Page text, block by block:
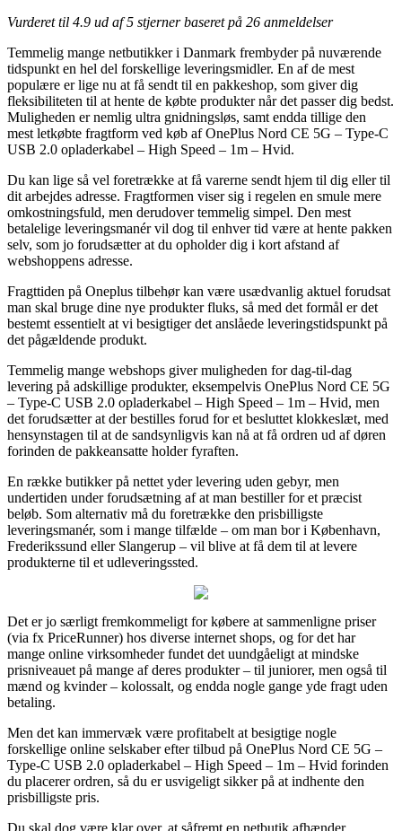
Vurderet til 4.9 ud af 5 stjerner baseret på 26 anmeldelser
Temmelig mange netbutikker i Danmark frembyder på nuværende
tidspunkt en hel del forskellige leveringsmidler. En af de mest
populære er lige nu at få sendt til en pakkeshop, som giver dig
fleksibiliteten til at hente de købte produkter når det passer dig bedst.
Muligheden er nemlig ultra gnidningsløs, samt endda tillige den
mest letkøbte fragtform ved køb af OnePlus Nord CE 5G – Type-C
USB 2.0 opladerkabel – High Speed – 1m – Hvid.
Du kan lige så vel foretrække at få varerne sendt hjem til dig eller til
dit arbejdes adresse. Fragtformen viser sig i regelen en smule mere
omkostningsfuld, men derudover temmelig simpel. Den mest
betalelige leveringsmanér vil dog til enhver tid være at hente pakken
selv, som jo forudsætter at du opholder dig i kort afstand af
webshoppens adresse.
Fragttiden på Oneplus tilbehør kan være usædvanlig aktuel forudsat
man skal bruge dine nye produkter fluks, så med det formål er det
bestemt essentielt at vi besigtiger det anslåede leveringstidspunkt på
det pågældende produkt.
Temmelig mange webshops giver muligheden for dag-til-dag
levering på adskillige produkter, eksempelvis OnePlus Nord CE 5G
– Type-C USB 2.0 opladerkabel – High Speed – 1m – Hvid, men
det forudsætter at der bestilles forud for et besluttet klokkeslæt, med
hensynstagen til at de sandsynligvis kan nå at få ordren ud af døren
forinden de pakkeansatte holder fyraften.
En række butikker på nettet yder levering uden gebyr, men
undertiden under forudsætning af at man bestiller for et præcist
beløb. Som alternativ må du foretrække den prisbilligste
leveringsmanér, som i mange tilfælde – om man bor i København,
Frederikssund eller Slangerup – vil blive at få dem til at levere
produkterne til et udleveringssted.
Det er jo særligt fremkommeligt for købere at sammenligne priser
(via fx PriceRunner) hos diverse internet shops, og for det har
mange online virksomheder fundet det uundgåeligt at mindske
prisniveauet på mange af deres produkter – til juniorer, men også til
mænd og kvinder – kolossalt, og endda nogle gange yde fragt uden
betaling.
Men det kan immervæk være profitabelt at besigtige nogle
forskellige online selskaber efter tilbud på OnePlus Nord CE 5G –
Type-C USB 2.0 opladerkabel – High Speed – 1m – Hvid forinden
du placerer ordren, så du er usvigeligt sikker på at indhente den
prisbilligste pris.
Du skal dog være klar over, at såfremt en netbutik afhænder